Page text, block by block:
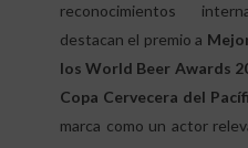
reconocimientos
destacan el premio a
los World Beer Awards
Copa Cervecera del
marca como un actor